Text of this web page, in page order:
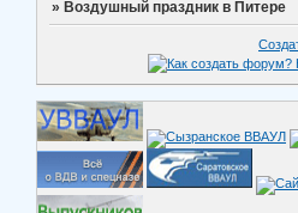
»Воздушный праздник в Питере